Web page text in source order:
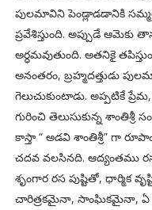
పులమావిని పెండ్లాడడానికి
ప్రవేశిస్తుంది. అప్పుడే ఆమెకు
అర్ధమవుతుంది. అతనికై
అనంతరం, బ్రహ్మదత్తుడు
గెలుచుకుంటాడు. అప్పటికే
గురించి తెలుసుకున్న శాంతిశ్రీ
కాస్తా “ అడవి శాంతిశ్రీ” గా
చదవ వలసినది. ఆద్యంతము
శృంగార రస పుష్టితో, ధార్మిక
చారిత్రకమైనా, సాంఘికమైనా, ఏ